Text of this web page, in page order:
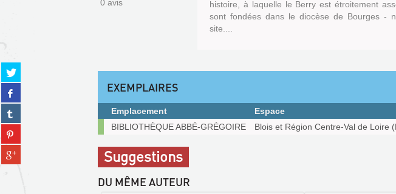
Partager
sur
twitter
(Nouvelle
fenêtre)
Partager
sur
facebook
(Nouvelle
fenêtre)
Partager
sur
tumblr
(Nouvelle
fenêtre)
Partager
sur
pinterest
(Nouvelle
Partager
sur
0 avis
histoire, à laquelle le Berry est étroitement
sont fondées dans le diocèse de Bourges -
site....
EXEMPLAIRES
Exemplaires
Emplacement Espace
BIBLIOTHÈQUE ABBÉ-GRÉGOIRE
Blois et Région Centre-Val de Loire
Suggestions
DU MÊME AUTEUR